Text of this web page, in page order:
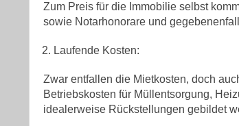
Zum Preis für die Immobilie selbst
sowie Notarhonorare und
Laufende Kosten:
Zwar entfallen die Mietkosten, doch
Betriebskosten für Müllentsorgung,
idealerweise Rückstellungen gebildet